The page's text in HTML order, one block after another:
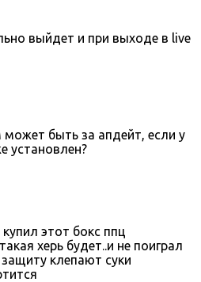
выйдет и при выходе в live
быть за апдейт, если у
установлен?
этот бокс ппц
херь будет..и не поиграл
клепают суки